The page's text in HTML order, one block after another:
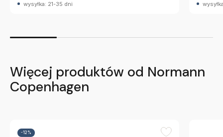
wysyłka: 21-35 dni
Więcej produktów od Normann
Copenhagen
-12%